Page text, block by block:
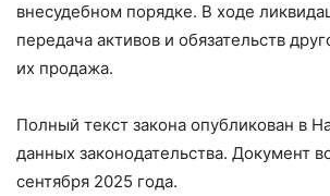
внесудебном порядке. В ходе
передача активов и обязательств
их продажа.
Полный текст закона опубликован в
данных законодательства. Документ
сентября 2025 года.